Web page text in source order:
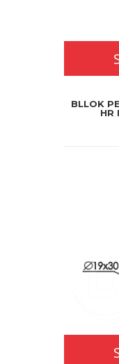
BLLOK
HR